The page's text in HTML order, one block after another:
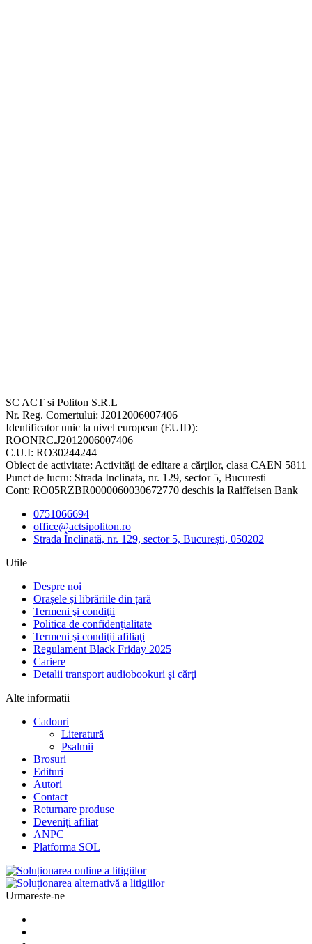
SC ACT si Politon S.R.L
Nr. Reg. Comertului: J2012006007406
Identificator unic la nivel european (EUID):
ROONRC.J2012006007406
C.U.I: RO30244244
Obiect de activitate: Activităţi de editare a cărţilor, clasa CAEN 5811
Punct de lucru: Strada Inclinata, nr. 129, sector 5, Bucuresti
Cont: RO05RZBR0000060030672770 deschis la Raiffeisen Bank
0751066694
office@actsipoliton.ro
Strada Înclinată, nr. 129, sector 5, București, 050202
Utile
Despre noi
Orașele și librăriile din țară
Termeni şi condiţii
Politica de confidenţialitate
Termeni şi condiţii afiliaţi
Regulament Black Friday 2025
Cariere
Detalii transport audiobookuri şi cărţi
Alte informatii
Cadouri
Literatură
Psalmii
Brosuri
Edituri
Autori
Contact
Returnare produse
Deveniți afiliat
ANPC
Platforma SOL
Urmareste-ne